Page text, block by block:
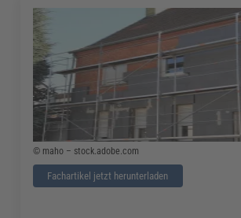
© maho – stock.adobe.com
Fachartikel jetzt herunterladen